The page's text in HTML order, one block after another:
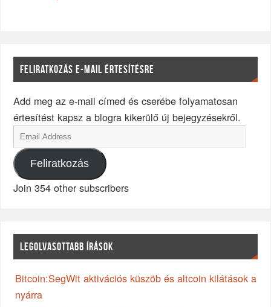
FELIRATKOZÁS E-MAIL ÉRTESÍTÉSRE
Add meg az e-mail címed és cserébe folyamatosan
értesítést kapsz a blogra kikerülő új bejegyzésekről.
Feliratkozás
Join 354 other subscribers
LEGOLVASOTTABB ÍRÁSOK
Bitcoin:SegWit aktivációs küszöb és altcoin kilátások a
nyárra